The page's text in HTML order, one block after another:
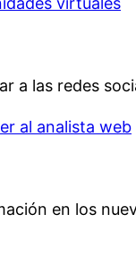
a las redes
al analista web
en los